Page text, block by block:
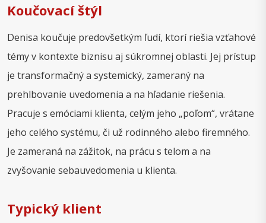
Koučovací štýl
Denisa koučuje predovšetkým ľudí, ktorí riešia vzťahové
témy v kontexte biznisu aj súkromnej oblasti. Jej prístup
je transformačný a systemický, zameraný na
prehlbovanie uvedomenia a na hľadanie riešenia.
Pracuje s emóciami klienta, celým jeho „poľom“, vrátane
jeho celého systému, či už rodinného alebo firemného.
Je zameraná na zážitok, na prácu s telom a na
zvyšovanie sebauvedomenia u klienta.
Typický klient